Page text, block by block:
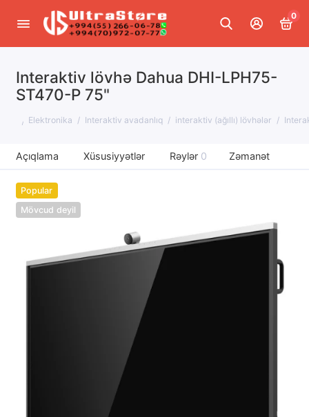
0
Interaktiv lövhə Dahua DHI-LPH75-
ST470-P 75"
Elektronika Interaktiv avadanlıq interaktiv (ağıllı) lövhələr
Açıqlama Xüsusiyyətlər Rəylər 0 Zəmanət
Popular
Mövcud deyil